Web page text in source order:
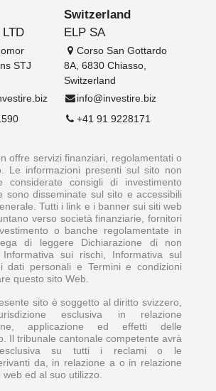
STJ
Switzerland
ELP SA
Corso San Gottardo
8A, 6830 Chiasso,
Switzerland
info@investire.biz
+41 91 9228171
offre servizi finanziari, regolamentati o
Le informazioni presenti sul sito non
considerate consigli di investimento
sono disseminate sul sito e accessibili
Tutti i link e i banner sui siti web
verso società finanziarie, fornitori
o banche regolamentate in
di leggere Dichiarazione di non
Informativa sui rischi, Informativa sul
dati personali e Termini e condizioni
questo sito Web.
sito è soggetto al diritto svizzero,
esclusiva in relazione
applicazione ed effetti delle
Il tribunale cantonale competente avrà
esclusiva su tutti i reclami o le
da, in relazione a o in relazione
ed al suo utilizzo.